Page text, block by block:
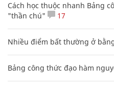
Cách học thuộc nhanh Bảng
"thần chú"
17
Nhiều điểm bất thường ở
Bảng công thức đạo hàm